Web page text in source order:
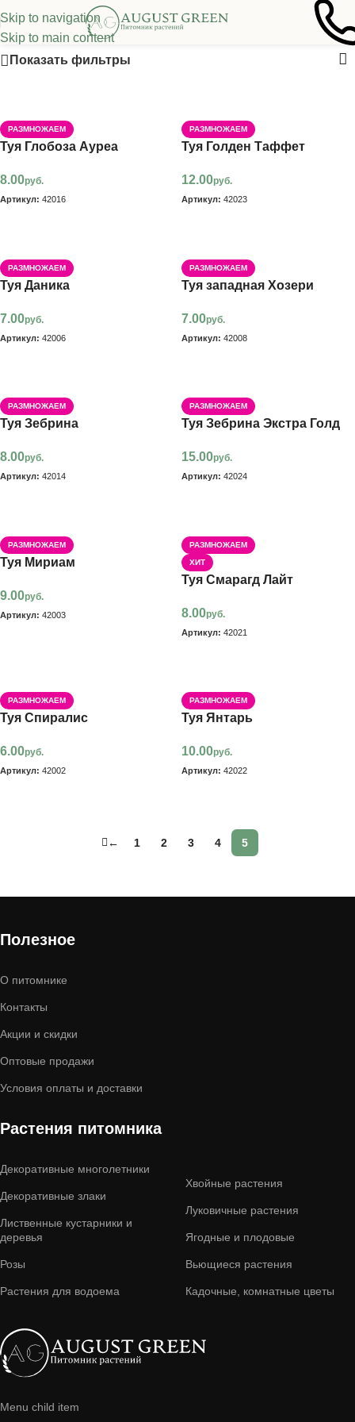
Skip to navigation
Skip to main content
Хвойные растения
Показать фильтры
РАЗМНОЖАЕМ
Туя Глобоза Ауреа
8.00руб.
Артикул: 42016
РАЗМНОЖАЕМ
Туя Голден Таффет
12.00руб.
Артикул: 42023
РАЗМНОЖАЕМ
Туя Даника
7.00руб.
Артикул: 42006
РАЗМНОЖАЕМ
Туя западная Хозери
7.00руб.
Артикул: 42008
РАЗМНОЖАЕМ
Туя Зебрина
8.00руб.
Артикул: 42014
РАЗМНОЖАЕМ
Туя Зебрина Экстра Голд
15.00руб.
Артикул: 42024
РАЗМНОЖАЕМ
Туя Мириам
9.00руб.
Артикул: 42003
РАЗМНОЖАЕМ
ХИТ
Туя Смарагд Лайт
8.00руб.
Артикул: 42021
РАЗМНОЖАЕМ
Туя Спиралис
6.00руб.
Артикул: 42002
РАЗМНОЖАЕМ
Туя Янтарь
10.00руб.
Артикул: 42022
← 1 2 3 4 5
Полезное
О питомнике
Контакты
Акции и скидки
Оптовые продажи
Условия оплаты и доставки
Растения питомника
Декоративные многолетники
Декоративные злаки
Лиственные кустарники и
деревья
Розы
Растения для водоема
Хвойные растения
Луковичные растения
Ягодные и плодовые
Вьющиеся растения
Кадочные, комнатные цветы
Menu child item